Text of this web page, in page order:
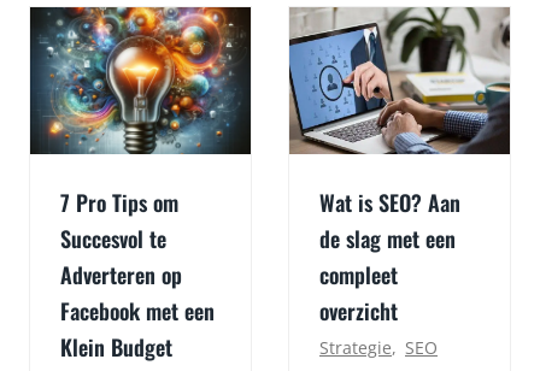
7 Pro Tips om
Succesvol te
Adverteren op
Facebook met een
Klein Budget
Wat is SEO? Aan
de slag met een
compleet
overzicht
Strategie, SEO